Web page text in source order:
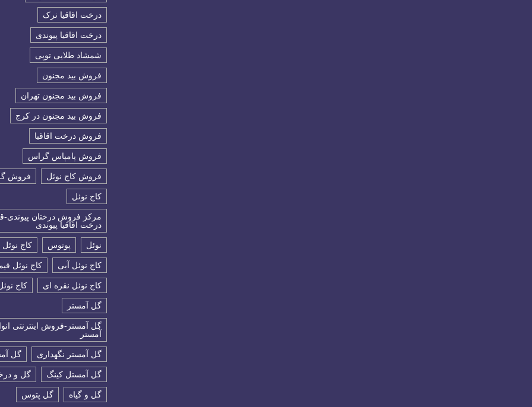
درخت اقاقیا نرک
درخت اقاقیا پیوندی
شمشاد طلایی توپی
فروش بید مجنون
فروش بید مجنون تهران
فروش بید مجنون در کرج
فروش درخت اقاقیا
فروش پامپاس گراس
فروش کاج نوئل فروش
كاج نوئل
مرکز فروش درختان پیوندی-
درخت اقاقیا پیوندی
نوئل پوتوس کاج نوئل
کاج نوئل آبی کاج نوئل
کاج نوئل نقره ای کاج
گل آمستر
گل آمستر-فروش اینترنتی
آمستر
گل آمستر نگهداری گل
گل آمستل کینگ گل و
گل و گیاه گل پتوس